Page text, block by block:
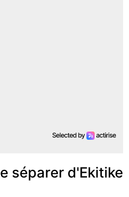
séparer d'Ekitike